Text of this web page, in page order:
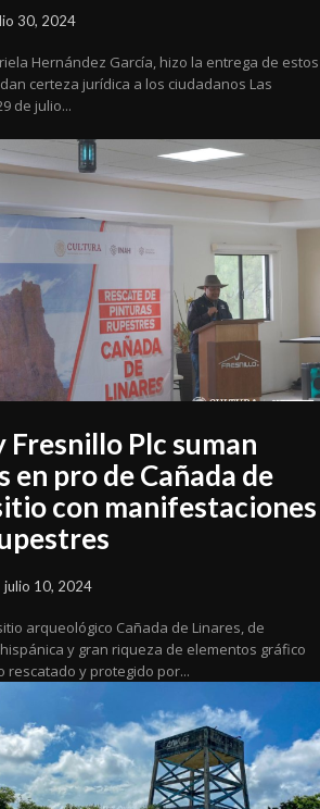
30, 2024
Hernández García, hizo la entrega de estos
certeza jurídica a los ciudadanos Las
de julio...
Fresnillo Plc suman
en pro de Cañada de
con manifestaciones
julio 10, 2024
arqueológico Cañada de Linares, de
y gran riqueza de elementos gráfico
rescatado y protegido por...